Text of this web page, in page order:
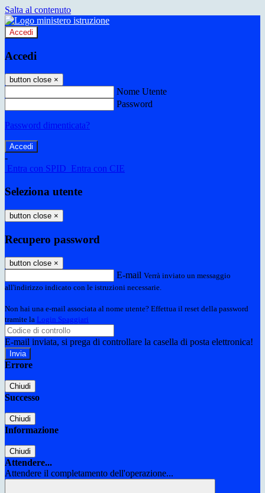
Salta al contenuto
Accedi
Accedi
button close ×
Nome Utente
Password
Password dimenticata?
-
Entra con SPID Entra con CIE
Seleziona utente
button close ×
Recupero password
button close ×
E-mail Verrà inviato un messaggio
all'indirizzo indicato con le istruzioni necessarie.
Non hai una e-mail associata al nome utente? Effettua il reset della password
tramite la Login Spaggiari
E-mail inviata, si prega di controllare la casella di posta elettronica!
Errore
Chiudi
Successo
Chiudi
Informazione
Chiudi
Attendere...
Attendere il completamento dell'operazione...